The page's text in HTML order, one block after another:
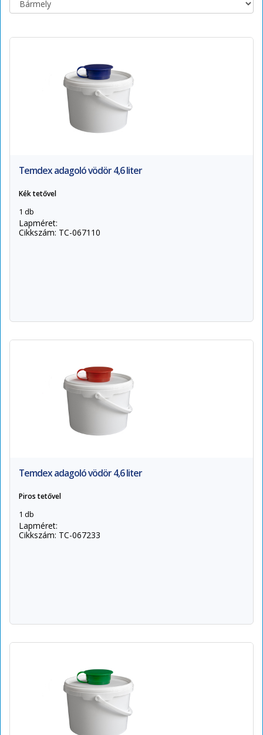
Temdex adagoló vödör 4,6 liter
Kék tetővel
1 db
Lapméret:
Cikkszám: TC-067110
Temdex adagoló vödör 4,6 liter
Piros tetővel
1 db
Lapméret:
Cikkszám: TC-067233